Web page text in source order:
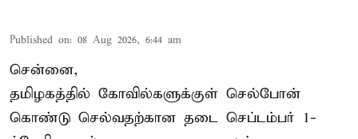
Published on: 08 Aug 2026, 6:44 am
சென்னை,
தமிழகத்தில் கோவில்களுக்குள் செல்போன்
கொண்டு செல்வதற்கான தடை செப்டம்பர் 1-